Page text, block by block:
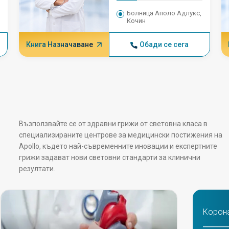
Болница Аполо Адлукс,
Кочин
Книга Назначаване Обади се сега
Възползвайте се от здравни грижи от световна класа в
специализираните центрове за медицински постижения на
Apollo, където най-съвременните иновации и експертните
грижи задават нови световни стандарти за клинични
резултати.